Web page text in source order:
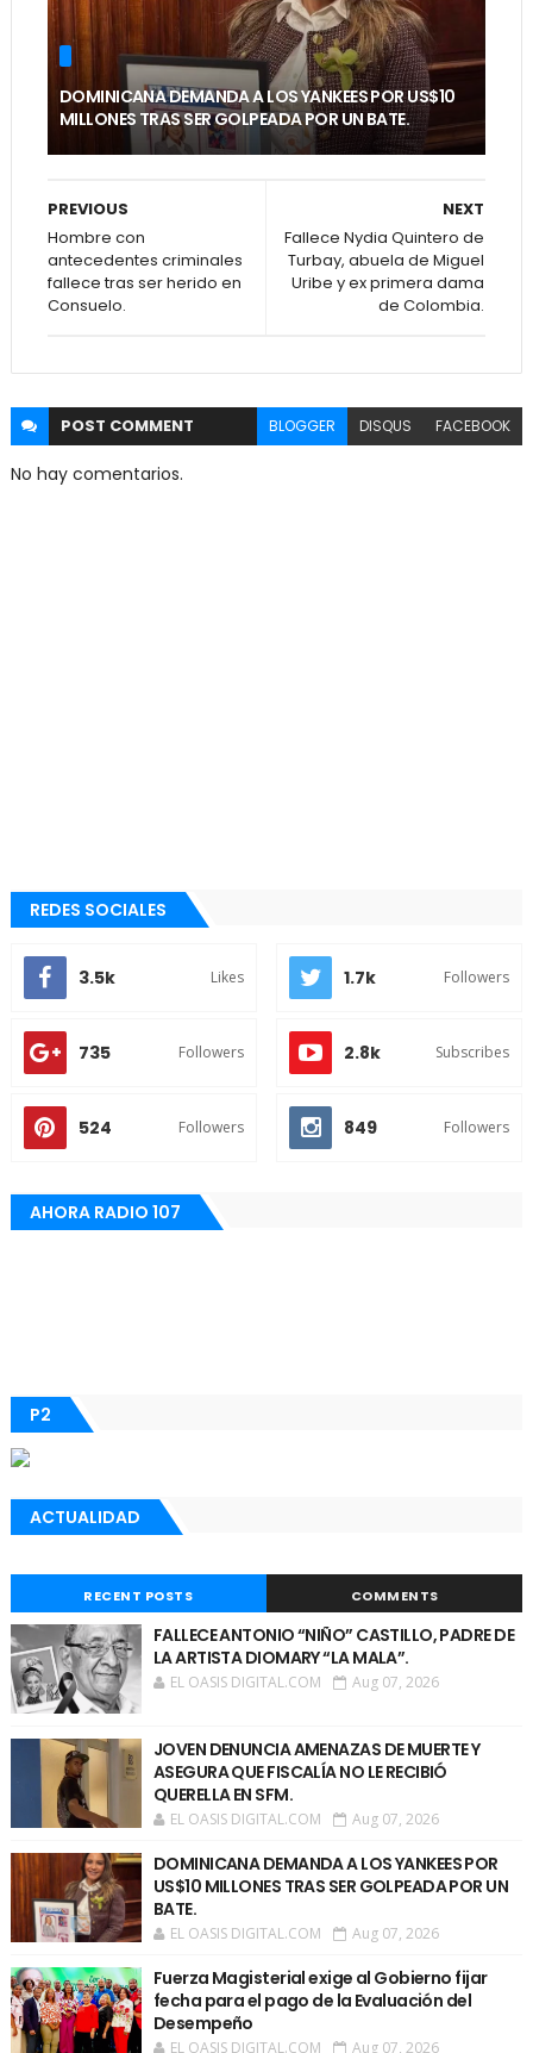
DOMINICANA DEMANDA A LOS YANKEES POR US$10
MILLONES TRAS SER GOLPEADA POR UN BATE.
NEXT
Fallece Nydia Quintero de
Turbay, abuela de Miguel
Uribe y ex primera dama
de Colombia.
PREVIOUS
Hombre con
antecedentes criminales
fallece tras ser herido en
Consuelo.
POST COMMENT BLOGGER DISQUS FACEBOOK
No hay comentarios.
REDES SOCIALES
3.5k Likes 1.7k Followers
735 Followers 2.8k Subscribes
524 Followers 849 Followers
AHORA RADIO 107
P2
ACTUALIDAD
RECENT POSTS COMMENTS
FALLECE ANTONIO “NIÑO” CASTILLO, PADRE DE
LA ARTISTA DIOMARY “LA MALA”.
EL OASIS DIGITAL.COM Aug 07, 2026
JOVEN DENUNCIA AMENAZAS DE MUERTE Y
ASEGURA QUE FISCALÍA NO LE RECIBIÓ
QUERELLA EN SFM.
EL OASIS DIGITAL.COM Aug 07, 2026
DOMINICANA DEMANDA A LOS YANKEES POR
US$10 MILLONES TRAS SER GOLPEADA POR UN
BATE.
EL OASIS DIGITAL.COM Aug 07, 2026
Fuerza Magisterial exige al Gobierno fijar
fecha para el pago de la Evaluación del
Desempeño
EL OASIS DIGITAL.COM Aug 07, 2026